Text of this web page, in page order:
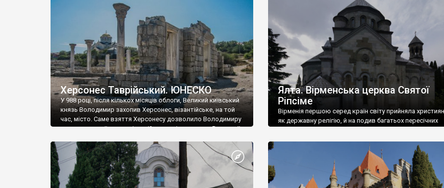
візантійської доби. Раритети викрадені з фондів об’єкту
культурної спадщини ЮНЕСКО «Херсонеса Таврійського».
Офіційно – на виставку «Золото Візантії», але експерти та
влада в Україні вважають це лише […]
називаються «повстяками» (postaki)…” “Вино. Крим
виробляє відмінне вино і його вдосталь: воно все
легке біле і дуже […]
Херсонес Таврійський. ЮНЕСКО
У 988 році, після кількох місяців облоги, Великий київський
князь Володимир захопив Херсонес, візантійське, на той
час, місто. Саме взяття Херсонесу дозволило Володимиру
диктувати свої умови візантійському імператору Василю ІІ,
Херсонесі Володимир-язичник, став Василем-
християнином. А потім було Хрещення Русі. На честь
Херсонесу Таврійського названо місто […]
Ялта. Вірменська церква Святої
Ріпсіме
Вірменія першою серед країн світу прийняла
як державну релігію, й на подив багатьох пересічних